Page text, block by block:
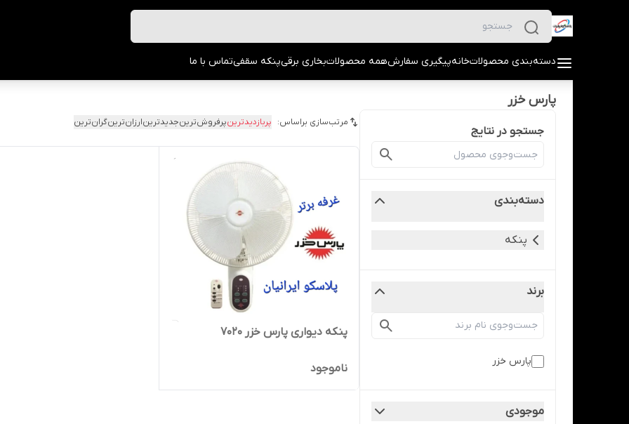
دسته‌بندی محصولاتخانهپیگیری سفارشهمه محصولاتبخاری برقیپنکه سقفیتماس با ما
پارس خزر
جستجو در نتایج
دسته‌بندی
پنکه
برند
پارس خزر
موجودی
مرتب‌سازی براساس: پربازدیدترینپرفروش‌ترینجدیدترینارزان‌ترینگران‌ترین
پنکه دیواری پارس خزر ۷۰۲۰
ناموجود